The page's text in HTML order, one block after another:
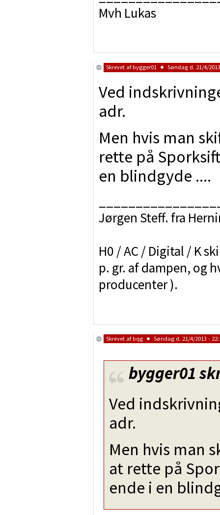
Mvh Lukas
Skrevet afbygger01 Søndag d. 21/4/
Ved
adr.
Men hvis man
rette på
en blindgyde ....
Jørgen Steff. fra
H0 / AC / Digital / K
p. gr. af dampen, og
producenter ).
Skrevet afbqg Søndag d. 21/4/2013 -
bygger01
Ved
adr.
Men hvis man
at rette på
ende i en